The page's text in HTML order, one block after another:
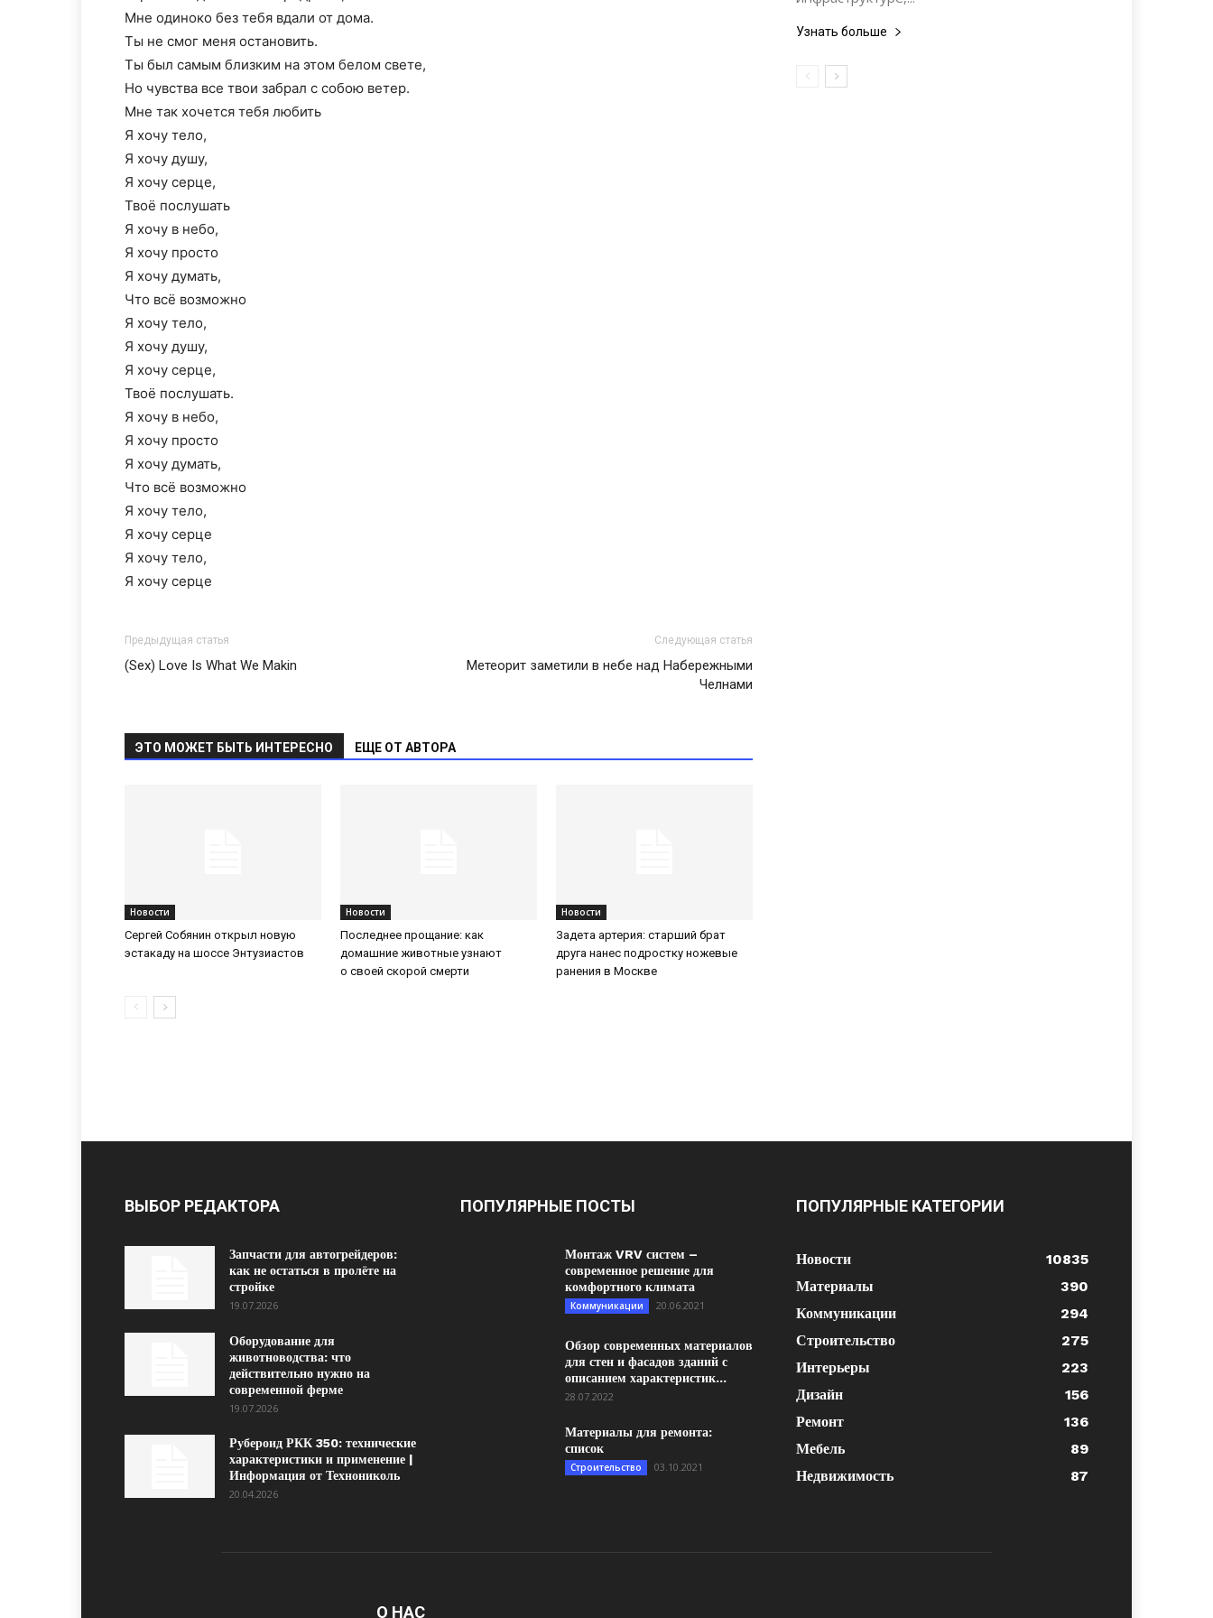
Мне одиноко без тебя вдали от дома.
Ты не смог меня остановить.
Ты был самым близким на этом белом свете,
Но чувства все твои забрал с собою ветер.
Мне так хочется тебя любить
Я хочу тело,
Я хочу душу,
Я хочу серце,
Твоё послушать
Я хочу в небо,
Я хочу просто
Я хочу думать,
Что всё возможно
Я хочу тело,
Я хочу душу,
Я хочу серце,
Твоё послушать.
Я хочу в небо,
Я хочу просто
Я хочу думать,
Что всё возможно
Я хочу тело,
Я хочу серце
Я хочу тело,
Я хочу серце
Предыдущая статья
(Sex) Love Is What We Makin
Следующая статья
Метеорит заметили в небе над Набережными
Челнами
ЭТО МОЖЕТ БЫТЬ ИНТЕРЕСНО ЕЩЕ ОТ АВТОРА
Новости
Сергей Собянин открыл новую
эстакаду на шоссе Энтузиастов
Новости
Последнее прощание: как
домашние животные узнают
о своей скорой смерти
Новости
Задета артерия: старший брат
друга нанес подростку ножевые
ранения в Москве
Узнать больше
ВЫБОР РЕДАКТОРА
Запчасти для автогрейдеров:
как не остаться в пролёте на
стройке
19.07.2026
Оборудование для
животноводства: что
действительно нужно на
современной ферме
19.07.2026
Рубероид РКК 350: технические
характеристики и применение |
Информация от Технониколь
20.04.2026
ПОПУЛЯРНЫЕ ПОСТЫ
Монтаж VRV систем –
современное решение для
комфортного климата
Коммуникации 20.06.2021
Обзор современных материалов
для стен и фасадов зданий с
описанием характеристик...
28.07.2022
Материалы для ремонта:
список
Строительство 03.10.2021
ПОПУЛЯРНЫЕ КАТЕГОРИИ
Новости
10835
Материалы
390
Коммуникации
294
Строительство
275
Интерьеры
223
Дизайн
156
Ремонт
136
Мебель
89
Недвижимость
87
О НАС